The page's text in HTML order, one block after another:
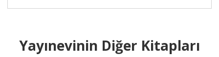
Yayınevinin Diğer Kitapları